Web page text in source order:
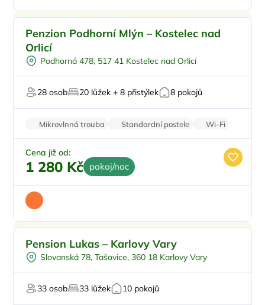
Vířivka
Masáže
Wellness procedury
Penzion Podhorní Mlýn – Kostelec nad
Orlicí
Podhorná 478, 517 41 Kostelec nad Orlicí
28 osob 20 lůžek + 8 přistýlek 8 pokojů
Mikrovlnná trouba Standardní postele
Wi-Fi
Rodinné pokoje
Bezbariérový vstup
Cena již od:
1 280 Kč pokoj/noc
Vířivka
Sauna
Pension Lukas – Karlovy Vary
Slovanská 78, Tašovice, 360 18 Karlovy Vary
33 osob 33 lůžek 10 pokojů